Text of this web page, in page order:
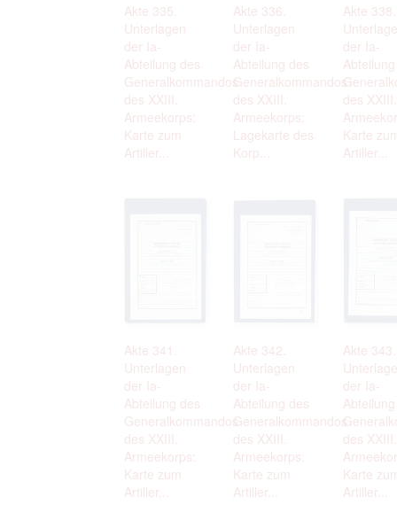
Akte 335.
Unterlagen
der Ia-
Abteilung des
Generalkommandos
des XXIII.
Armeekorps:
Karte zum
Artiller...
Akte 336.
Unterlagen
der Ia-
Abteilung des
Generalkommandos
des XXIII.
Armeekorps:
Lagekarte des
Korp...
Akte 338.
der Ia-
des XXIII.
Karte
Artiller...
Akte 341.
Unterlagen
der Ia-
Abteilung des
Generalkommandos
des XXIII.
Armeekorps:
Karte zum
Artiller...
Akte 342.
Unterlagen
der Ia-
Abteilung des
Generalkommandos
des XXIII.
Armeekorps:
Karte zum
Artiller...
Akte 343.
der Ia-
des XXIII.
Karte
Artiller...